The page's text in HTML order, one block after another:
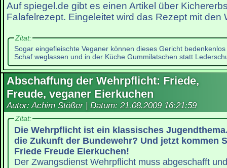
Auf spiegel.de gibt es einen Artikel über
Falafelrezept. Eingeleitet wird das Rezept mit den
Zitat:
Sogar eingefleischte Veganer können dieses Gericht
Schaf weglassen und in der Küche Gummilatschen statt
Abschaffung der Wehrpflicht: Friede,
Freude, veganer Eierkuchen
Autor: Achim Stößer | Datum: 21.08.2009 16:21:59
Zitat:
Die Wehrpflicht ist ein klassisches
die Zukunft der Bundewehr? Und jetzt kommen
Friede Freude Eierkuchen!
Der Zwangsdienst Wehrpflicht muss abgeschafft